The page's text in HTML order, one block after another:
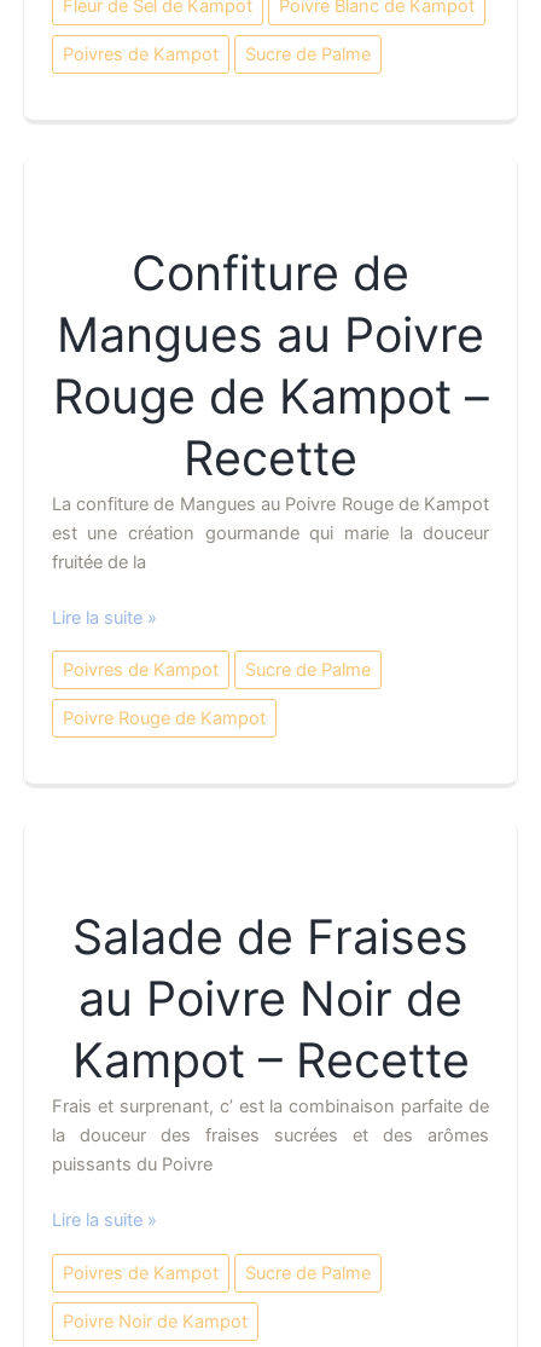
Fleur de Sel de Kampot Poivre Blanc de Kampot
Poivres de Kampot Sucre de Palme
Confiture de
Mangues au Poivre
Rouge de Kampot –
Recette
La confiture de Mangues au Poivre Rouge de Kampot
est une création gourmande qui marie la douceur
fruitée de la
Confiture
de
Mangues
au
Poivre
Lire la suite »
Poivres de Kampot Sucre de Palme
Poivre Rouge de Kampot
Salade de Fraises
au Poivre Noir de
Kampot – Recette
Frais et surprenant, c’ est la combinaison parfaite de
la douceur des fraises sucrées et des arômes
puissants du Poivre
Salade
Fraises
au
Poivre
Lire la suite »
Poivres de Kampot Sucre de Palme
Poivre Noir de Kampot